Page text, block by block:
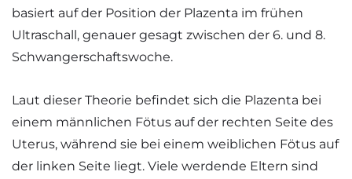
basiert auf der Position der Plazenta im frühen
Ultraschall, genauer gesagt zwischen der 6. und 8.
Schwangerschaftswoche.
Laut dieser Theorie befindet sich die Plazenta bei
einem männlichen Fötus auf der rechten Seite des
Uterus, während sie bei einem weiblichen Fötus auf
der linken Seite liegt. Viele werdende Eltern sind